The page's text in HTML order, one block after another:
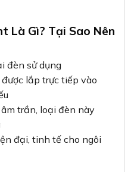
Là Gì? Tại Sao Nên
đèn sử dụng
lắp trực tiếp vào
trần, loại đèn này
đại, tinh tế cho ngôi